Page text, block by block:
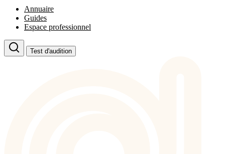
Annuaire
Guides
Espace professionnel
Test d'audition